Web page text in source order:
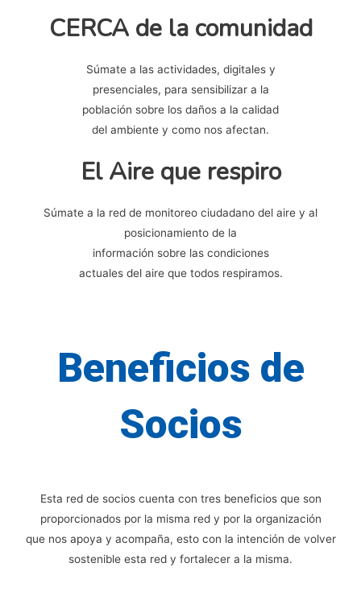
CERCA de la comunidad
Súmate a las actividades, digitales y
presenciales, para sensibilizar a la
población sobre los daños a la calidad
del ambiente y como nos afectan.
El Aire que respiro
Súmate a la red de monitoreo ciudadano del aire y al
posicionamiento de la
información sobre las condiciones
actuales del aire que todos respiramos.
Beneficios de
Socios
Esta red de socios cuenta con tres beneficios que son
proporcionados por la misma red y por la organización
que nos apoya y acompaña, esto con la intención de volver
sostenible esta red y fortalecer a la misma.